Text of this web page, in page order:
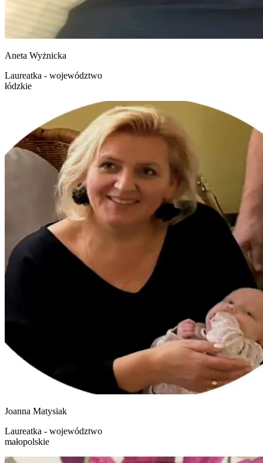
Aneta Wyżnicka
Laureatka - województwo
łódzkie
Joanna Matysiak
Laureatka - województwo
małopolskie